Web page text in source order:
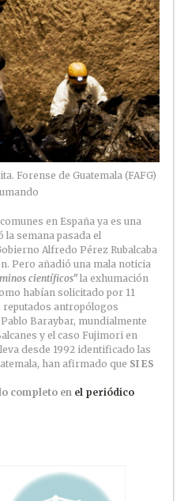
Forense de Guatemala (FAFG)
en España ya es una
semana pasada el
Alfredo Pérez Rubalcaba
Pero añadió una mala noticia
científicos”la exhumación
habían solicitado por 11
antropólogos
Baraybar, mundialmente
y el caso Fujimori en
desde 1992 identificado las
han afirmado que SI ES
completo en el periódico